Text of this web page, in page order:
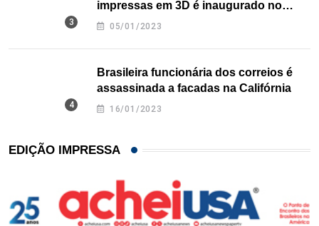
impressas em 3D é inaugurado no
Texas
05/01/2023
Brasileira funcionária dos correios é
assassinada a facadas na Califórnia
16/01/2023
EDIÇÃO IMPRESSA